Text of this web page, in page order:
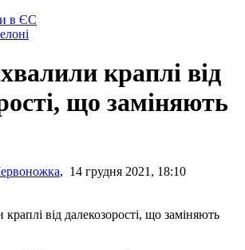
в ЄС
краплі від
що заміняють
, 14 грудня 2021, 18:10